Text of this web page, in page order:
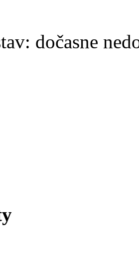
dočasne